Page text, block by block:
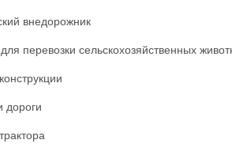
внедорожник
для перевозки сельскохозяйственных
дороги